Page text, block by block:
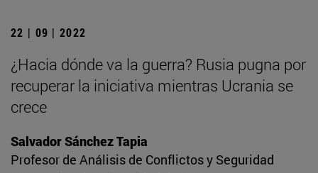
22 | 09 | 2022
¿Hacia dónde va la guerra? Rusia pugna por
recuperar la iniciativa mientras Ucrania se
crece
Salvador Sánchez Tapia
Profesor de Análisis de Conflictos y Seguridad